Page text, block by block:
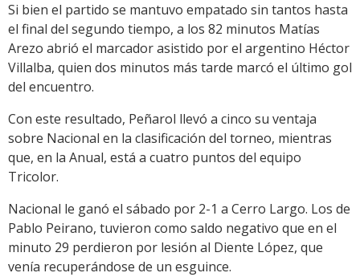
Si bien el partido se mantuvo empatado sin tantos hasta
el final del segundo tiempo, a los 82 minutos Matías
Arezo abrió el marcador asistido por el argentino Héctor
Villalba, quien dos minutos más tarde marcó el último gol
del encuentro.
Con este resultado, Peñarol llevó a cinco su ventaja
sobre Nacional en la clasificación del torneo, mientras
que, en la Anual, está a cuatro puntos del equipo
Tricolor.
Nacional le ganó el sábado por 2-1 a Cerro Largo. Los de
Pablo Peirano, tuvieron como saldo negativo que en el
minuto 29 perdieron por lesión al Diente López, que
venía recuperándose de un esguince.